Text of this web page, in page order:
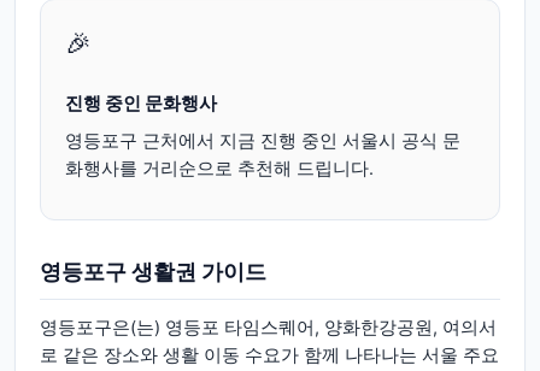
🎉
진행 중인 문화행사
영등포구 근처에서 지금 진행 중인 서울시 공식 문
화행사를 거리순으로 추천해 드립니다.
영등포구생활권 가이드
영등포구은(는) 영등포 타임스퀘어, 양화한강공원, 여의서
로 같은 장소와 생활 이동 수요가 함께 나타나는 서울 주요